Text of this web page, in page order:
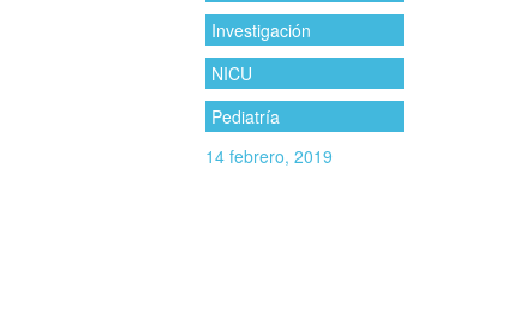
Investigación
NICU
Pediatría
14 febrero, 2019